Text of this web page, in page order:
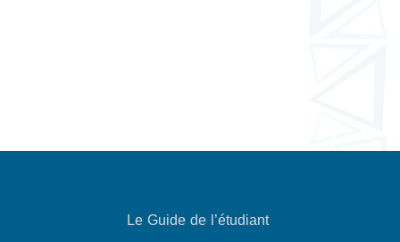
Le Guide de l’étudiant